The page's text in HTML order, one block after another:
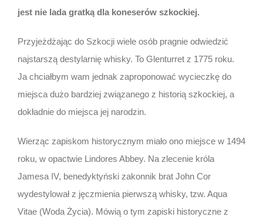
jest nie lada gratką dla koneserów szkockiej.
Przyjeżdżając do Szkocji wiele osób pragnie odwiedzić
najstarszą destylarnię whisky. To Glenturret z 1775 roku.
Ja chciałbym wam jednak zaproponować wycieczkę do
miejsca dużo bardziej związanego z historią szkockiej, a
dokładnie do miejsca jej narodzin.
Wierząc zapiskom historycznym miało ono miejsce w 1494
roku, w opactwie Lindores Abbey. Na zlecenie króla
Jamesa IV, benedyktyński zakonnik brat John Cor
wydestylował z jęczmienia pierwszą whisky, tzw. Aqua
Vitae (Woda Życia). Mówią o tym zapiski historyczne z